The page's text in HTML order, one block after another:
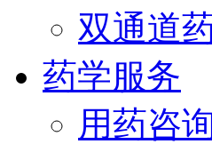
双通道
药学服务
用药咨